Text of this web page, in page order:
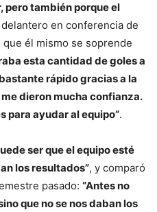
pero también porque el
en conferencia de
él mismo se soprende
esta cantidad de goles a
rápido gracias a la
dieron mucha confianza.
para ayudar al equipo”.
ser que el equipo esté
los resultados”, y comparó
pasado: “Antes no
que no se nos daban los